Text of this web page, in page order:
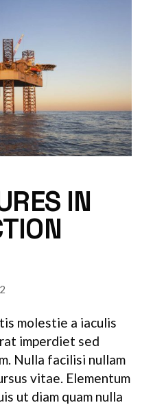
IN
molestie a iaculis
imperdiet sed
Nulla facilisi nullam
vitae. Elementum
ut diam quam nulla